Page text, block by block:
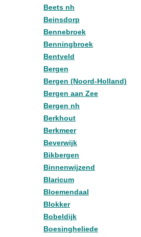
Beets nh
Beinsdorp
Bennebroek
Benningbroek
Bentveld
Bergen
Bergen (Noord-Holland)
Bergen aan Zee
Bergen nh
Berkhout
Berkmeer
Beverwijk
Bikbergen
Binnenwijzend
Blaricum
Bloemendaal
Blokker
Bobeldijk
Boesingheliede